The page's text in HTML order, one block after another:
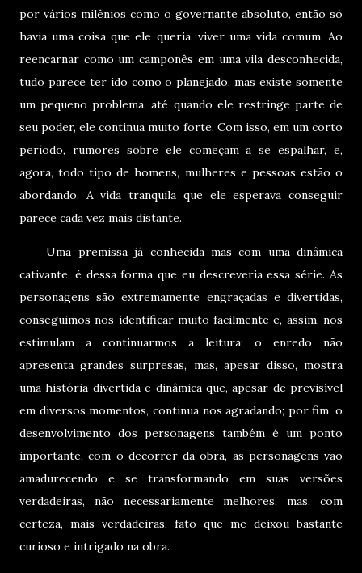
por vários milênios como o governante absoluto, então só
havia uma coisa que ele queria, viver uma vida comum. Ao
reencarnar como um camponês em uma vila desconhecida,
tudo parece ter ido como o planejado, mas existe somente
um pequeno problema, até quando ele restringe parte de
seu poder, ele continua muito forte. Com isso, em um corto
período, rumores sobre ele começam a se espalhar, e,
agora, todo tipo de homens, mulheres e pessoas estão o
abordando. A vida tranquila que ele esperava conseguir
parece cada vez mais distante.
Uma premissa já conhecida mas com uma dinâmica
cativante, é dessa forma que eu descreveria essa série. As
personagens são extremamente engraçadas e divertidas,
conseguimos nos identificar muito facilmente e, assim, nos
estimulam a continuarmos a leitura; o enredo não
apresenta grandes surpresas, mas, apesar disso, mostra
uma história divertida e dinâmica que, apesar de previsível
em diversos momentos, continua nos agradando; por fim, o
desenvolvimento dos personagens também é um ponto
importante, com o decorrer da obra, as personagens vão
amadurecendo e se transformando em suas versões
verdadeiras, não necessariamente melhores, mas, com
certeza, mais verdadeiras, fato que me deixou bastante
curioso e intrigado na obra.